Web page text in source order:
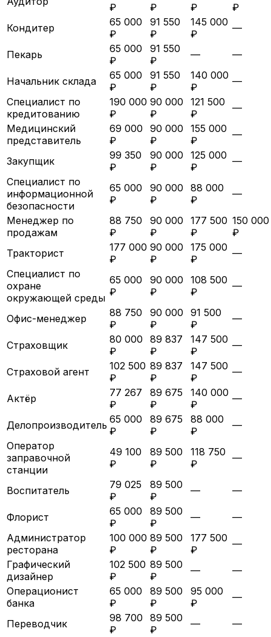
₽
₽
₽
₽
Кондитер
65 000
₽
91 550
₽
145 000
₽
—
Пекарь
65 000
₽
91 550
₽
— —
Начальник склада
65 000
₽
91 550
₽
140 000
₽
—
Специалист по
кредитованию
190 000
₽
90 000
₽
121 500
₽
—
Медицинский
представитель
69 000
₽
90 000
₽
155 000
₽
—
Закупщик
99 350
₽
90 000
₽
125 000
₽
—
Специалист по
информационной
безопасности
65 000
₽
90 000
₽
88 000
₽
—
Менеджер по
продажам
88 750
₽
90 000
₽
177 500
₽
150 000
₽
Тракторист
177 000
₽
90 000
₽
175 000
₽
—
Специалист по
охране
окружающей среды
65 000
₽
90 000
₽
108 500
₽
—
Офис-менеджер
88 750
₽
90 000
₽
91 500
₽
—
Страховщик
80 000
₽
89 837
₽
147 500
₽
—
Страховой агент
102 500
₽
89 837
₽
147 500
₽
—
Актёр
77 267
₽
89 675
₽
140 000
₽
—
Делопроизводитель 65 000
₽
89 675
₽
88 000
₽
—
Оператор
заправочной
станции
49 100
₽
89 500
₽
118 750
₽
—
Воспитатель
79 025
₽
89 500
₽
— —
Флорист
65 000
₽
89 500
₽
—
—
Администратор
ресторана
100 000
₽
89 500
₽
177 500
₽
—
Графический
дизайнер
102 500
₽
89 500
₽
—
—
Операционист
банка
65 000
₽
89 500
₽
95 000
₽
—
Переводчик
98 700
₽
89 500
₽
— —